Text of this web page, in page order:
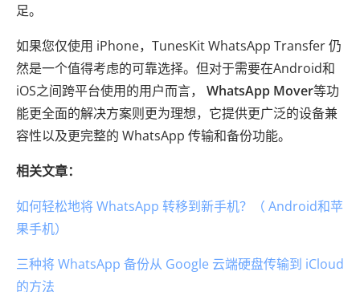
足。
如果您仅使用 iPhone，TunesKit WhatsApp Transfer 仍
然是一个值得考虑的可靠选择。但对于需要在Android和
iOS之间跨平台使用的用户而言， WhatsApp Mover等功
能更全面的解决方案则更为理想，它提供更广泛的设备兼
容性以及更完整的 WhatsApp 传输和备份功能。
相关文章：
如何轻松地将 WhatsApp 转移到新手机？（ Android和苹
果手机）
三种将 WhatsApp 备份从 Google 云端硬盘传输到 iCloud
的方法